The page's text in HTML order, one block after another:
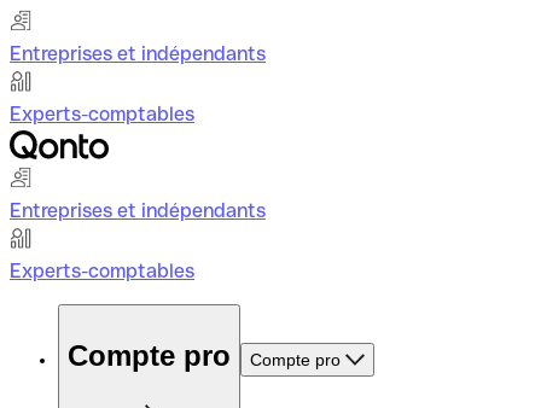
Entreprises et indépendants
Experts-comptables
Entreprises et indépendants
Experts-comptables
Compte pro Compte pro